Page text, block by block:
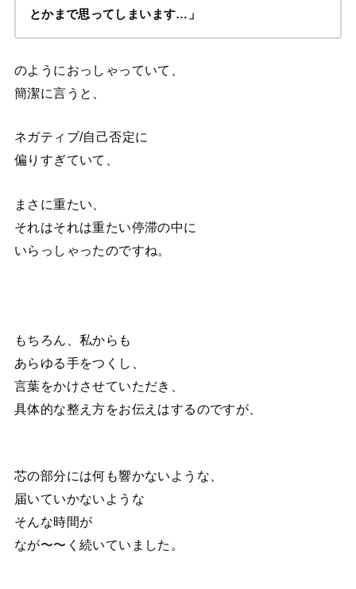
とかまで思ってしまいます…」
のようにおっしゃっていて、
簡潔に言うと、
ネガティブ/自己否定に
偏りすぎていて、
まさに重たい、
それはそれは重たい停滞の中に
いらっしゃったのですね。
もちろん、私からも
あらゆる手をつくし、
言葉をかけさせていただき、
具体的な整え方をお伝えはするのですが、
芯の部分には何も響かないような、
届いていかないような
そんな時間が
なが〜〜く続いていました。